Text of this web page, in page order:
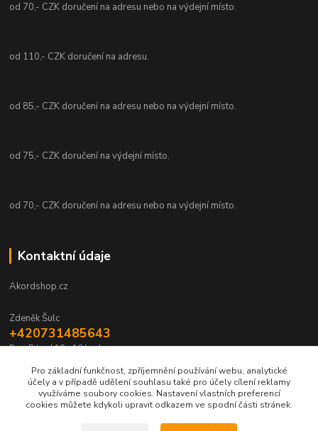
od 70,- CZK doručení na adresu nebo na výdejní místo.
od 110,- CZK doručení na adresu.
od 85,- CZK doručení na adresu nebo na výdejní místo.
od 75,- CZK doručení na výdejní místo.
od 70,- CZK doručení na adresu nebo na výdejní místo.
Kontaktní údaje
Akordshop.cz
Zdeněk Šulc
+420731485643
Po - Pá od 10 - 16 hod.
info@akordshop.cz
Pro základní funkčnost, zpříjemnění používání webu, analytické
účely a v případě udělení souhlasu také pro účely cílení reklamy
využíváme soubory cookies. Nastavení vlastních preferencí
cookies můžete kdykoli upravit odkazem ve spodní části stránek.